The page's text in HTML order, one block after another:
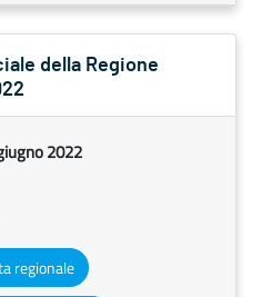
della Regione
2022
regionale